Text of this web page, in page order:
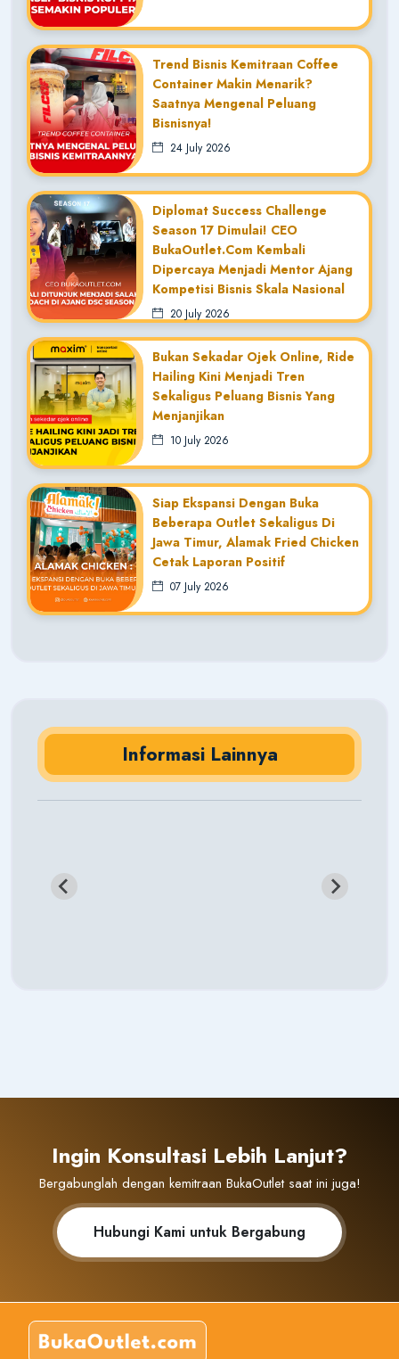
Trend Bisnis Kemitraan Coffee
Container Makin Menarik?
Saatnya Mengenal Peluang
Bisnisnya!
24 July 2026
Diplomat Success Challenge
Season 17 Dimulai! CEO
BukaOutlet.com Kembali
Dipercaya Menjadi Mentor Ajang
Kompetisi Bisnis Skala Nasional
20 July 2026
Bukan Sekadar Ojek Online, Ride
Hailing Kini Menjadi Tren
Sekaligus Peluang Bisnis Yang
Menjanjikan
10 July 2026
Siap Ekspansi Dengan Buka
Beberapa Outlet Sekaligus Di
Jawa Timur, Alamak Fried Chicken
Cetak Laporan Positif
07 July 2026
Informasi Lainnya
Ingin Konsultasi Lebih Lanjut?
Bergabunglah dengan kemitraan BukaOutlet saat ini juga!
Hubungi Kami untuk Bergabung